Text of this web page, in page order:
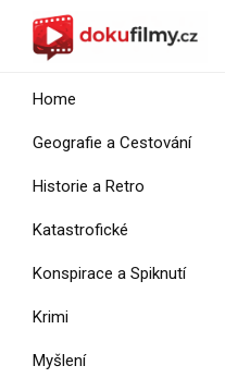
Home
Geografie a Cestování
Historie a Retro
Katastrofické
Konspirace a Spiknutí
Krimi
Myšlení